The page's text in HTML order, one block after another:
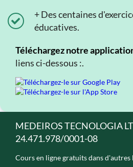
+ Des centaines
éducatives.
Téléchargez notre
liens ci-dessous :.
MEDEIROS TECNOLOGIA
24.471.978/0001-08
Cours en ligne gratuits dans d'autres